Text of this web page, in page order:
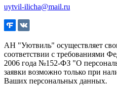
uytvil-ilicha@mail.ru
АН "Уютвиль" осуществляет
соответствии с требованиями
2006 года №152-ФЗ "О
заявки возможно только при
Ваших персональных данных.